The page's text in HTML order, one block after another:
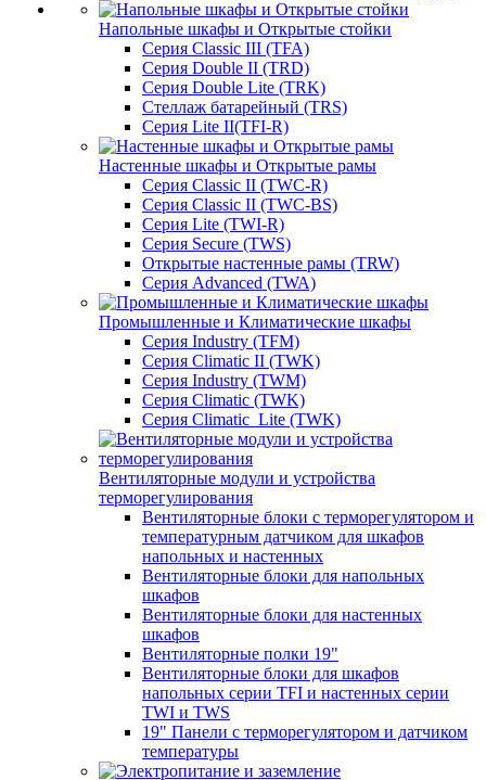
Напольные шкафы и Открытые стойки
Серия Classic III (TFA)
Серия Double II (TRD)
Серия Double Lite (TRK)
Стеллаж батарейный (TRS)
Серия Lite II(TFI-R)
Настенные шкафы и Открытые рамы
Серия Classic II (TWC-R)
Серия Classic II (TWC-BS)
Серия Lite (TWI-R)
Серия Secure (TWS)
Открытые настенные рамы (TRW)
Серия Advanced (TWA)
Промышленные и Климатические шкафы
Серия Industry (TFM)
Серия Climatic II (TWK)
Серия Industry (TWM)
Серия Climatic (TWK)
Серия Climatic_Lite (TWK)
Вентиляторные модули и устройства
терморегулирования
Вентиляторные блоки с терморегулятором и
температурным датчиком для шкафов
напольных и настенных
Вентиляторные блоки для напольных
шкафов
Вентиляторные блоки для настенных
шкафов
Вентиляторные полки 19"
Вентиляторные блоки для шкафов
напольных серии TFI и настенных серии
TWI и TWS
19" Панели с терморегулятором и датчиком
температуры